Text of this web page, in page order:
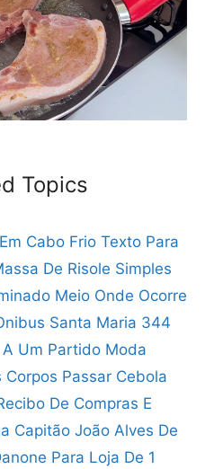
Topics
Cabo Frio Texto Para
De Risole Simples
Meio Onde Ocorre
Santa Maria 344
Um Partido Moda
Corpos Passar Cebola
De Compras E
Capitão João Alves De
Para Loja De 1